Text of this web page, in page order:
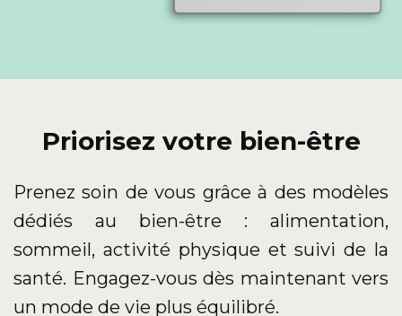
Priorisez votre bien-être
Prenez soin de vous grâce à des modèles
dédiés au bien-être : alimentation,
sommeil, activité physique et suivi de la
santé. Engagez-vous dès maintenant vers
un mode de vie plus équilibré.